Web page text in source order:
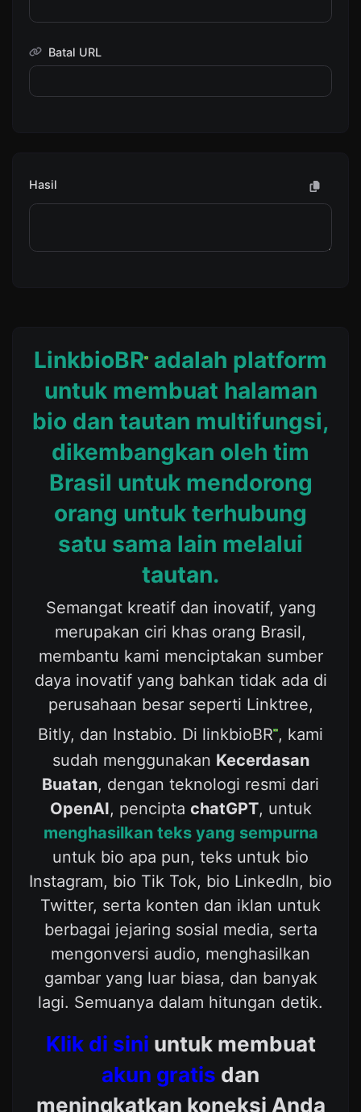
Batal URL
Hasil
LinkbioBR adalah platform
untuk membuat halaman
bio dan tautan multifungsi,
dikembangkan oleh tim
Brasil untuk mendorong
orang untuk terhubung
satu sama lain melalui
tautan.
Semangat kreatif dan inovatif, yang
merupakan ciri khas orang Brasil,
membantu kami menciptakan sumber
daya inovatif yang bahkan tidak ada di
perusahaan besar seperti Linktree,
Bitly, dan Instabio. Di linkbioBR , kami
sudah menggunakan Kecerdasan
Buatan, dengan teknologi resmi dari
OpenAI, pencipta chatGPT, untuk
menghasilkan teks yang sempurna
untuk bio apa pun, teks untuk bio
Instagram, bio Tik Tok, bio LinkedIn, bio
Twitter, serta konten dan iklan untuk
berbagai jejaring sosial media, serta
mengonversi audio, menghasilkan
gambar yang luar biasa, dan banyak
lagi. Semuanya dalam hitungan detik.
Klik di sini untuk membuat
akun gratis dan
meningkatkan koneksi Anda